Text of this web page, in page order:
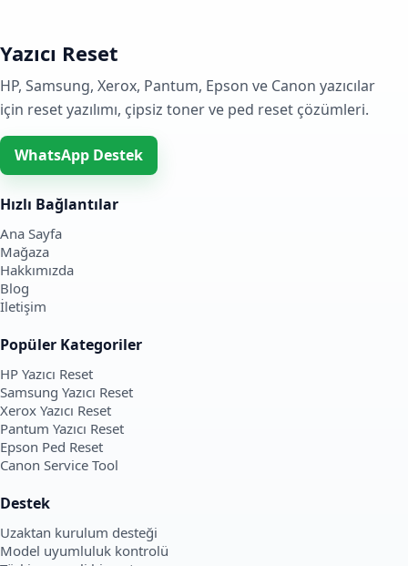
Yazıcı Reset
HP, Samsung, Xerox, Pantum, Epson ve Canon yazıcılar
için reset yazılımı, çipsiz toner ve ped reset çözümleri.
WhatsApp Destek
Hızlı Bağlantılar
Ana Sayfa
Mağaza
Hakkımızda
Blog
İletişim
Popüler Kategoriler
HP Yazıcı Reset
Samsung Yazıcı Reset
Xerox Yazıcı Reset
Pantum Yazıcı Reset
Epson Ped Reset
Canon Service Tool
Destek
Uzaktan kurulum desteği
Model uyumluluk kontrolü